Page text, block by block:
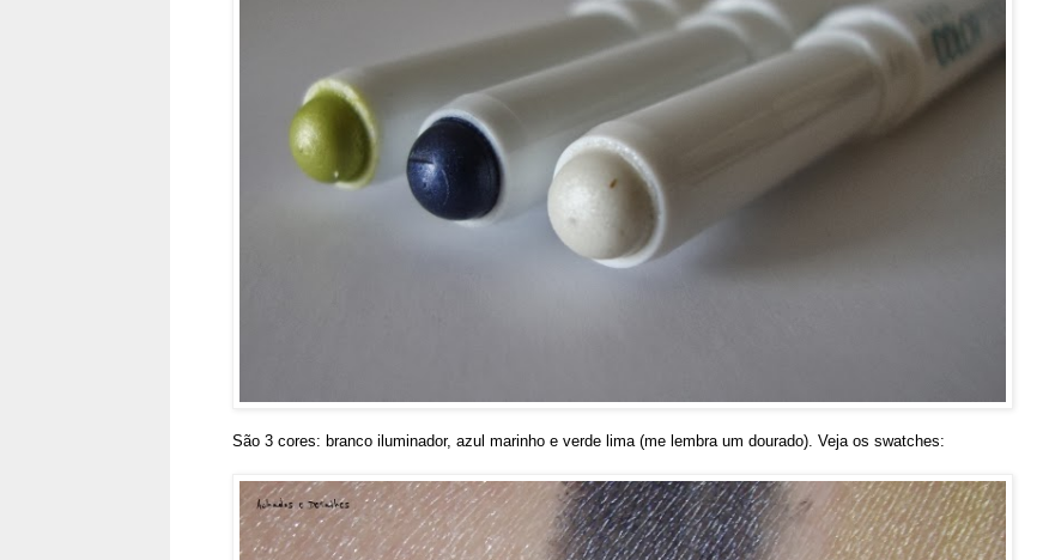
São 3 cores: branco iluminador, azul marinho e verde lima (me lembra um dourado). Veja os swatches: